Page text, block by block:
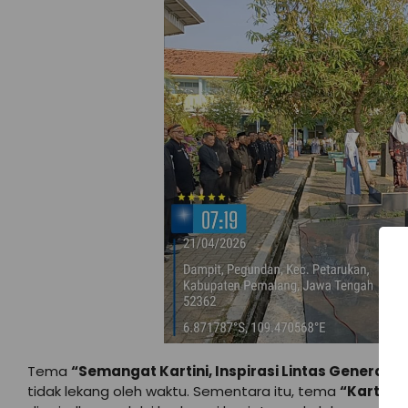
Tema “Semangat Kartini, Inspirasi Lintas Generasi”
tidak lekang oleh waktu. Sementara itu, tema “Kartini